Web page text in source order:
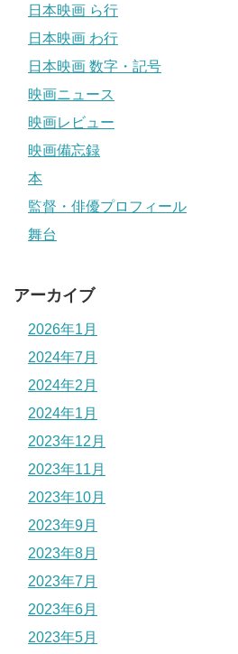
日本映画 ら行
日本映画 わ行
日本映画 数字・記号
映画ニュース
映画レビュー
映画備忘録
本
監督・俳優プロフィール
舞台
アーカイブ
2026年1月
2024年7月
2024年2月
2024年1月
2023年12月
2023年11月
2023年10月
2023年9月
2023年8月
2023年7月
2023年6月
2023年5月